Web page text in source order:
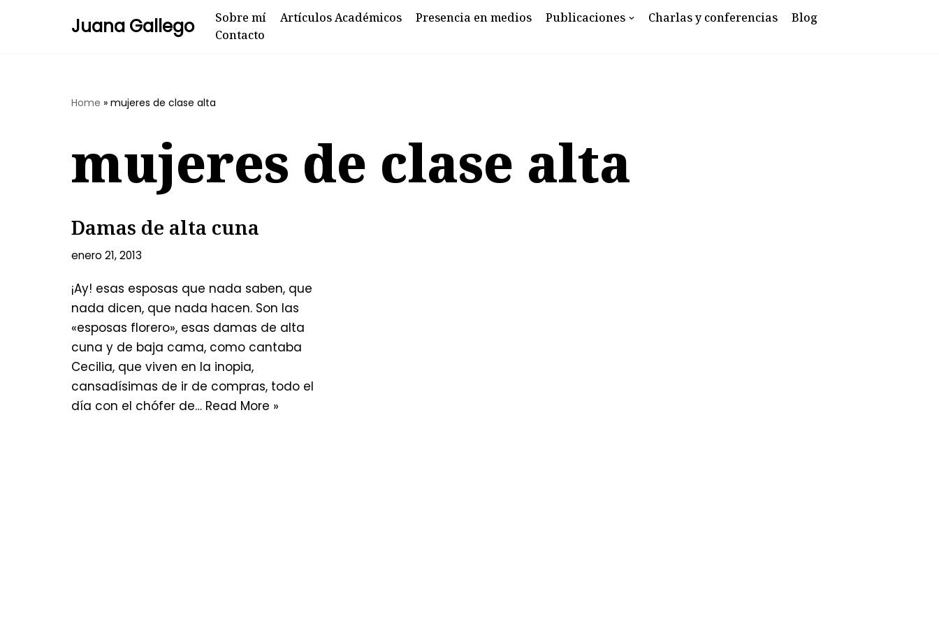
Juana Gallego Sobre mí Artículos Académicos Presencia en medios Publicaciones Charlas y conferencias
Blog
Contacto
Home » mujeres de clase alta
mujeres de clase alta
Damas de alta cuna
enero 21, 2013
¡Ay! esas esposas que nada saben, que
nada dicen, que nada hacen. Son las
«esposas florero», esas damas de alta
cuna y de baja cama, como cantaba
Cecilia, que viven en la inopia,
cansadísimas de ir de compras, todo el
día con el chófer de… Read More »